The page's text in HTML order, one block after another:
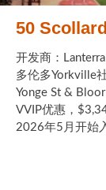
50
开发商：
多伦多Yorkville
Yonge St &
VVIP优惠，
2026年5月开始